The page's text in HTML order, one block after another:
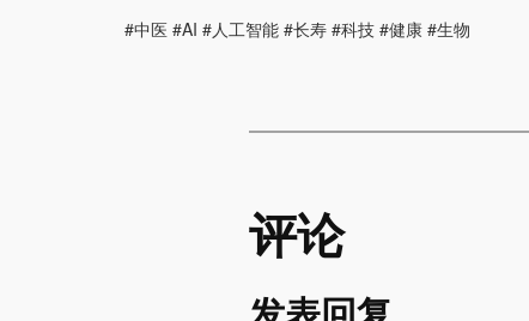
#中医 #AI #人工智能 #长寿 #科技 #健康 #生物
评论